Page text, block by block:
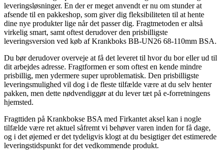
leveringsløsninger. En der er meget anvendt er nu om stunder at
afsende til en pakkeshop, som giver dig fleksibiliteten til at hente
dine nye produkter lige når det passer dig. Fragtmetoden er altså
virkelig smart, samt oftest derudover den prisbilligste
leveringsversion ved køb af Krankboks BB-UN26 68-110mm BSA.
Du bør derudover overveje at få det leveret til hvor du bor eller ud til
dit arbejdes adresse. Fragtformen er som oftest en kende mindre
prisbillig, men ydermere super uproblematisk. Den prisbilligste
leveringsmulighed vil dog i de fleste tilfælde være at du selv henter
pakken, men dette nødvendiggør at du lever tæt på e-forretningens
hjemsted.
Fragttiden på Krankbokse BSA med Firkantet aksel kan i nogle
tilfælde være ret aktuel såfremt vi behøver varen inden for få dage,
og i det øjemed er det tydeligvis klogt at du besigtiger det estimerede
leveringstidspunkt for det vedkommende produkt.